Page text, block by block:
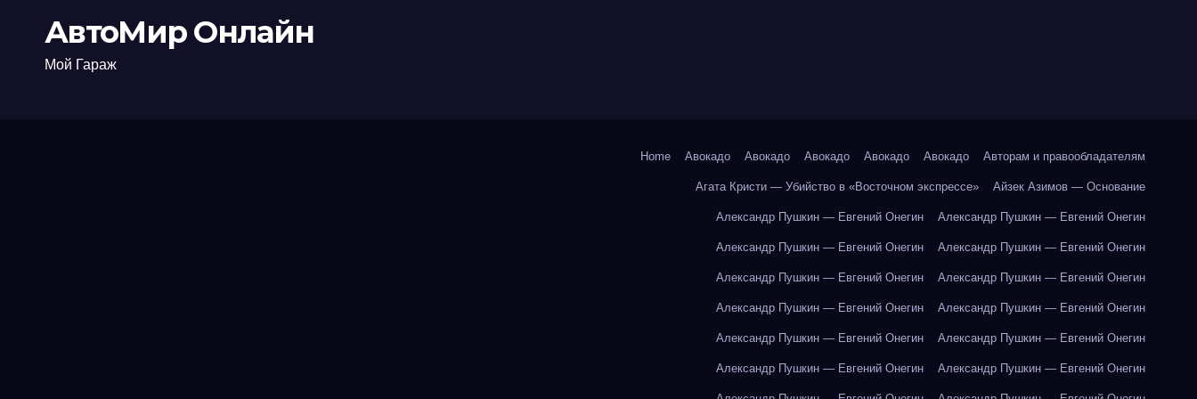
АвтоМир Онлайн
Мой Гараж
Home Авокадо Авокадо Авокадо Авокадо Авокадо Авторам и правообладателям
Агата Кристи — Убийство в «Восточном экспрессе» Айзек Азимов — Основание
Александр Пушкин — Евгений Онегин Александр Пушкин — Евгений Онегин
Александр Пушкин — Евгений Онегин Александр Пушкин — Евгений Онегин
Александр Пушкин — Евгений Онегин Александр Пушкин — Евгений Онегин
Александр Пушкин — Евгений Онегин Александр Пушкин — Евгений Онегин
Александр Пушкин — Евгений Онегин Александр Пушкин — Евгений Онегин
Александр Пушкин — Евгений Онегин Александр Пушкин — Евгений Онегин